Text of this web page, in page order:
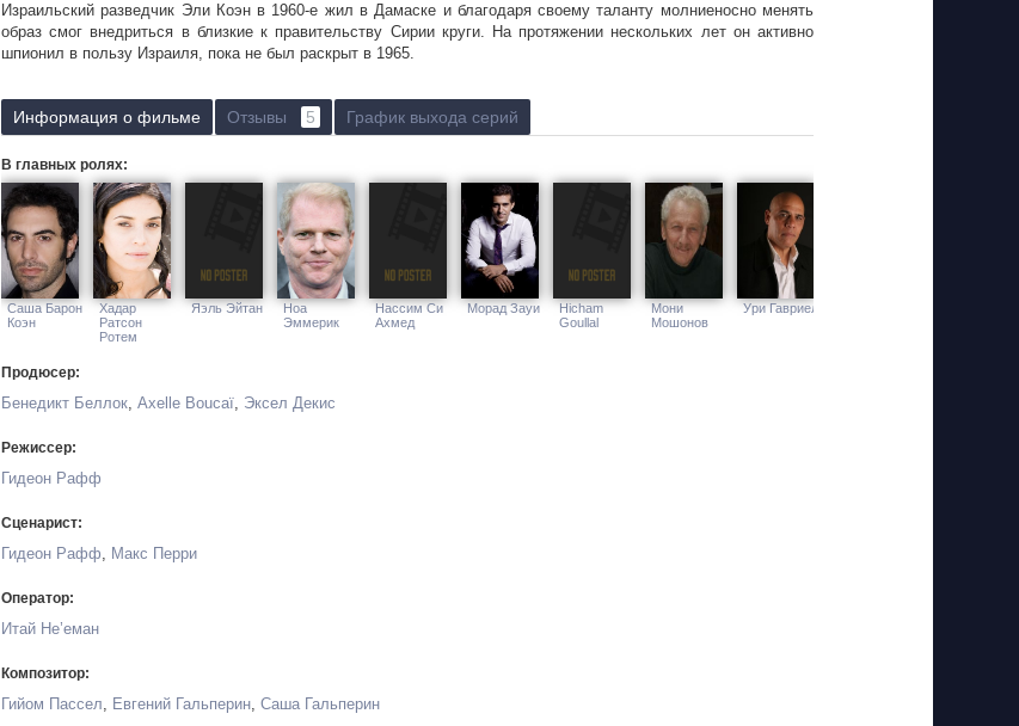
Израильский разведчик Эли Коэн в 1960-е жил в Дамаске и благодаря своему таланту молниеносно менять
образ смог внедриться в близкие к правительству Сирии круги. На протяжении нескольких лет он активно
шпионил в пользу Израиля, пока не был раскрыт в 1965.
Информация о фильме Отзывы 5 График выхода серий
В главных ролях:
Саша Барон
Коэн
Хадар
Ратсон
Ротем
Яэль Эйтан
Ноа
Эммерик
Нассим Си
Ахмед
Морад Зауи
Hicham
Goullal
Мони
Мошонов
Ури Гавриел
Продюсер:
Бенедикт Беллок, Axelle Boucaï, Эксел Декис
Режиссер:
Гидеон Рафф
Сценарист:
Гидеон Рафф, Макс Перри
Оператор:
Итай Не’еман
Композитор:
Гийом Пассел, Евгений Гальперин, Саша Гальперин